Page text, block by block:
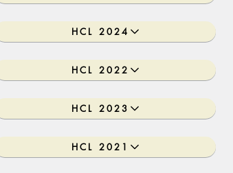
HCL 2024
HCL 2022
HCL 2023
HCL 2021